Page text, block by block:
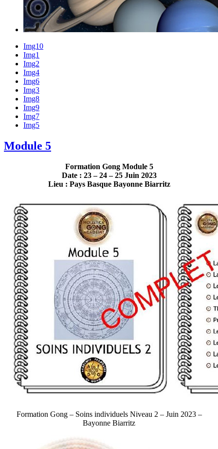
Img10
Img1
Img2
Img4
Img6
Img3
Img8
Img9
Img7
Img5
Module 5
Formation Gong Module 5
Date : 23 – 24 – 25 Juin 2023
Lieu : Pays Basque Bayonne Biarritz
Formation Gong – Soins individuels Niveau 2 – Juin 2023 –
Bayonne Biarritz